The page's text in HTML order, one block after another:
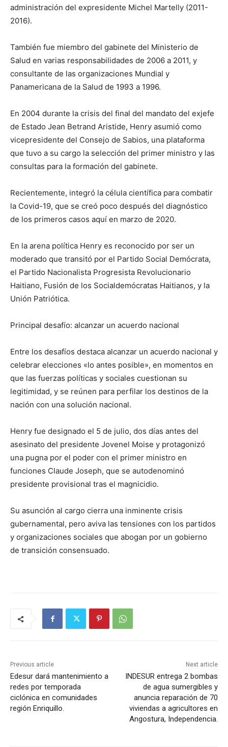
administración del expresidente Michel Martelly (2011-
2016).
También fue miembro del gabinete del Ministerio de
Salud en varias responsabilidades de 2006 a 2011, y
consultante de las organizaciones Mundial y
Panamericana de la Salud de 1993 a 1996.
En 2004 durante la crisis del final del mandato del exjefe
de Estado Jean Betrand Aristide, Henry asumió como
vicepresidente del Consejo de Sabios, una plataforma
que tuvo a su cargo la selección del primer ministro y las
consultas para la formación del gabinete.
Recientemente, integró la célula científica para combatir
la Covid-19, que se creó poco después del diagnóstico
de los primeros casos aquí en marzo de 2020.
En la arena política Henry es reconocido por ser un
moderado que transitó por el Partido Social Demócrata,
el Partido Nacionalista Progresista Revolucionario
Haitiano, Fusión de los Socialdemócratas Haitianos, y la
Unión Patriótica.
Principal desafío: alcanzar un acuerdo nacional
Entre los desafíos destaca alcanzar un acuerdo nacional y
celebrar elecciones «lo antes posible», en momentos en
que las fuerzas políticas y sociales cuestionan su
legitimidad, y se reúnen para perfilar los destinos de la
nación con una solución nacional.
Henry fue designado el 5 de julio, dos días antes del
asesinato del presidente Jovenel Moise y protagonizó
una pugna por el poder con el primer ministro en
funciones Claude Joseph, que se autodenominó
presidente provisional tras el magnicidio.
Su asunción al cargo cierra una inminente crisis
gubernamental, pero aviva las tensiones con los partidos
y organizaciones sociales que abogan por un gobierno
de transición consensuado.
Previous article
Edesur dará mantenimiento a
redes por temporada
ciclónica en comunidades
región Enriquillo.
Next article
INDESUR entrega 2 bombas
de agua sumergibles y
anuncia reparación de 70
viviendas a agricultores en
Angostura, Independencia.